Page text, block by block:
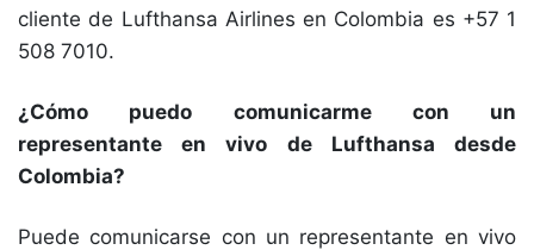
cliente de Lufthansa Airlines en Colombia es +57 1
508 7010.
¿Cómo puedo comunicarme con un
representante en vivo de Lufthansa desde
Colombia?
Puede comunicarse con un representante en vivo